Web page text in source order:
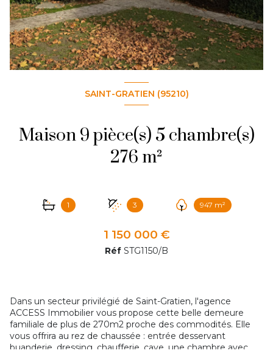
SAINT-GRATIEN (95210)
Maison 9 pièce(s) 5 chambre(s)
276 m²
1 3 947 m²
1 150 000 €
Réf STG1150/B
Dans un secteur privilégié de Saint-Gratien, l'agence
ACCESS Immobilier vous propose cette belle demeure
familiale de plus de 270m2 proche des commodités. Elle
vous offrira au rez de chaussée : entrée desservant
buanderie, dressing, chaufferie, cave, une chambre avec